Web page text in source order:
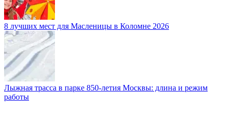
8 лучших мест для Масленицы в Коломне 2026
Лыжная трасса в парке 850-летия Москвы: длина и режим
работы